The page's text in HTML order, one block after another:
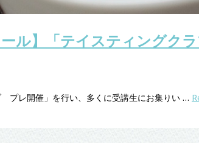
ル】「テイスティングク
プレ開催」を行い、多くに受講生にお集りい …